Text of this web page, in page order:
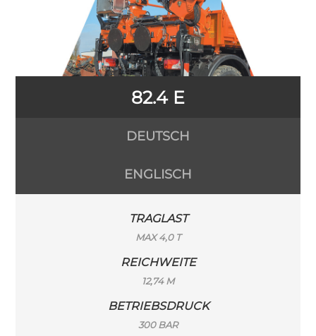
82.4 E
DEUTSCH
ENGLISCH
TRAGLAST
MAX 4,0 T
REICHWEITE
12,74 M
BETRIEBSDRUCK
300 BAR